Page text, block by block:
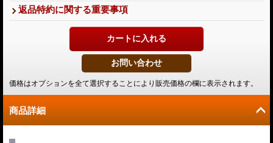
返品特約に関する重要事項
価格はオプションを全て選択することにより販売価格の欄に表示されます。
商品詳細